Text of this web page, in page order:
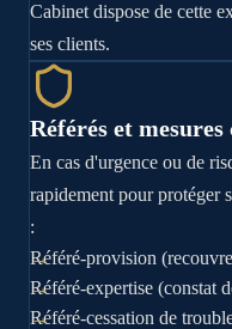
Cabinet dispose de cette
ses clients.
Référés et
En cas d'urgence ou de
rapidement pour protéger
:
Référé-provision
Référé-expertise (constat
Référé-cessation de